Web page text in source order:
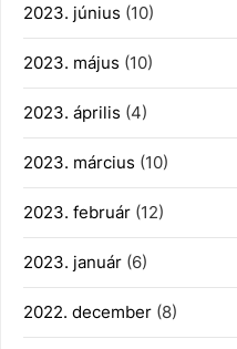
2023. június (10)
2023. május (10)
2023. április (4)
2023. március (10)
2023. február (12)
2023. január (6)
2022. december (8)